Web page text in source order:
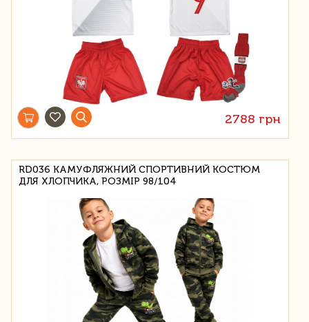
2788 грн
RD036 КАМУФЛЯЖНИЙ СПОРТИВНИЙ КОСТЮМ
ДЛЯ ХЛОПЧИКА, РОЗМІР 98/104